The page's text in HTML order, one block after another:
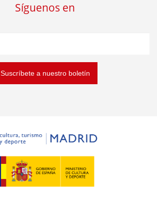
Síguenos en
Suscríbete a nuestro boletín